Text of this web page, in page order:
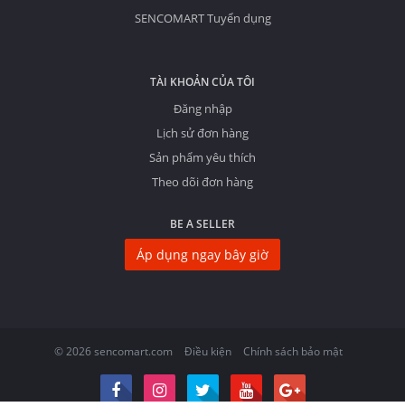
SENCOMART Tuyển dụng
TÀI KHOẢN CỦA TÔI
Đăng nhập
Lịch sử đơn hàng
Sản phẩm yêu thích
Theo dõi đơn hàng
BE A SELLER
Áp dụng ngay bây giờ
© 2026 sencomart.com Điều kiện Chính sách bảo mật